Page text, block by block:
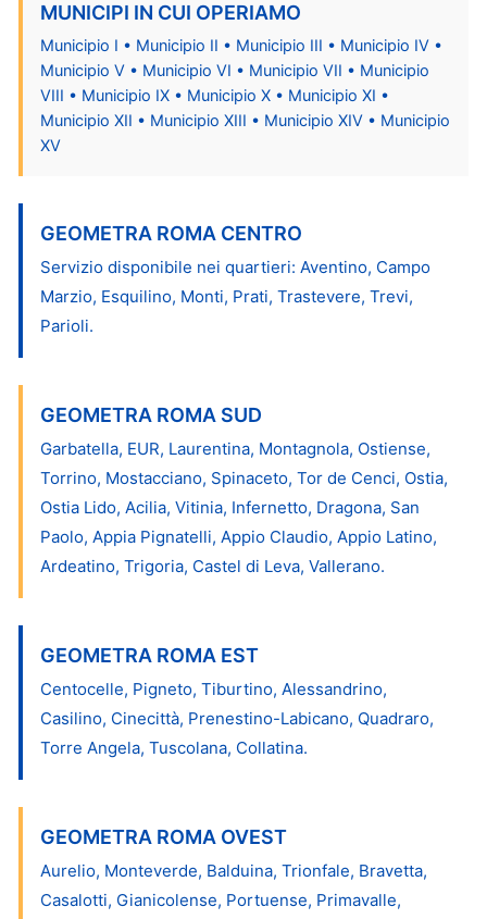
MUNICIPI IN CUI OPERIAMO
Municipio I • Municipio II • Municipio III • Municipio IV •
Municipio V • Municipio VI • Municipio VII • Municipio
VIII • Municipio IX • Municipio X • Municipio XI •
Municipio XII • Municipio XIII • Municipio XIV • Municipio
XV
GEOMETRA ROMA CENTRO
Servizio disponibile nei quartieri: Aventino, Campo
Marzio, Esquilino, Monti, Prati, Trastevere, Trevi,
Parioli.
GEOMETRA ROMA SUD
Garbatella, EUR, Laurentina, Montagnola, Ostiense,
Torrino, Mostacciano, Spinaceto, Tor de Cenci, Ostia,
Ostia Lido, Acilia, Vitinia, Infernetto, Dragona, San
Paolo, Appia Pignatelli, Appio Claudio, Appio Latino,
Ardeatino, Trigoria, Castel di Leva, Vallerano.
GEOMETRA ROMA EST
Centocelle, Pigneto, Tiburtino, Alessandrino,
Casilino, Cinecittà, Prenestino-Labicano, Quadraro,
Torre Angela, Tuscolana, Collatina.
GEOMETRA ROMA OVEST
Aurelio, Monteverde, Balduina, Trionfale, Bravetta,
Casalotti, Gianicolense, Portuense, Primavalle,